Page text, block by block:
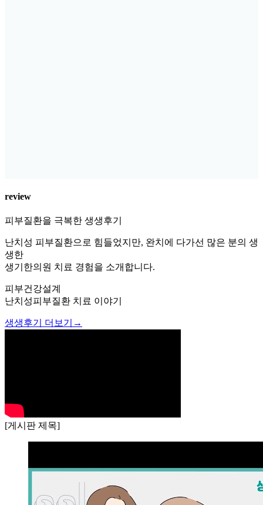
review
피부질환을 극복한 생생후기
난치성 피부질환으로 힘들었지만, 완치에 다가선 많은 분의 생
생한
생기한의원 치료 경험을 소개합니다.
피부건강설계
난치성피부질환 치료 이야기
생생후기 더보기 →
[게시판 제목]